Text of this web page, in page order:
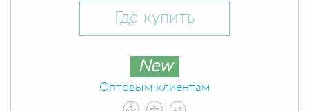
Где купить
New
Оптовым клиентам